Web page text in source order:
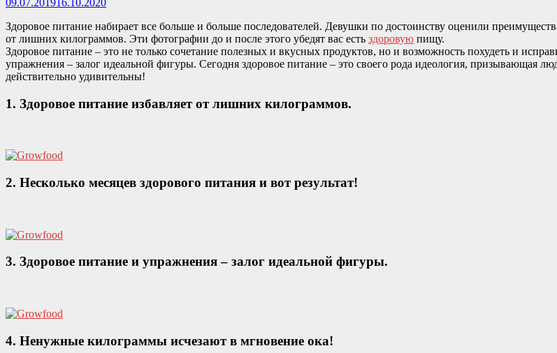
Здоровое питание набирает все больше и больше последователей. Девушки по достоинству оценили
от лишних килограммов. Эти фотографии до и после этого убедят вас есть здоровую пищу.
Здоровое питание – это не только сочетание полезных и вкусных продуктов, но и возможность похудеть и
упражнения – залог идеальной фигуры. Сегодня здоровое питание – это своего рода идеология, призывающая
действительно удивительны!
1. Здоровое питание избавляет от лишних килограммов.
2. Несколько месяцев здорового питания и вот результат!
3. Здоровое питание и упражнения – залог идеальной фигуры.
4. Ненужные килограммы исчезают в мгновение ока!